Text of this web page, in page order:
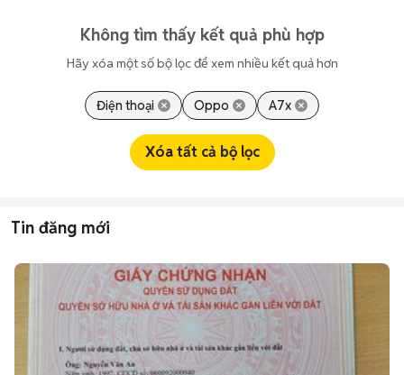
Không tìm thấy kết quả phù hợp
Hãy xóa một số bộ lọc để xem nhiều kết quả hơn
Điện thoại Oppo A7x
Xóa tất cả bộ lọc
Tin đăng mới